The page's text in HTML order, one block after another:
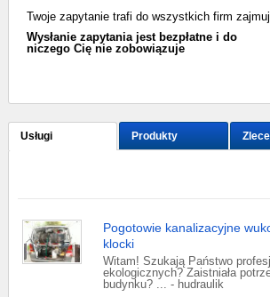
Twoje zapytanie trafi do wszystkich firm
Wysłanie zapytania jest bezpłatne i do
niczego Cię nie zobowiązuje
Usługi Produkty
Pogotowie kanalizacyjne
klocki
Witam! Szukają Państwo
ekologicznych? Zaistniała
budynku? ... - hudraulik